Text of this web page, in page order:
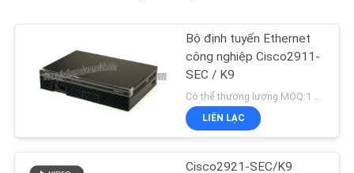
Bộ định tuyến Ethernet
công nghiệp Cisco2911-
SEC / K9
LIÊN LẠC
Cisco2921-SEC/K9